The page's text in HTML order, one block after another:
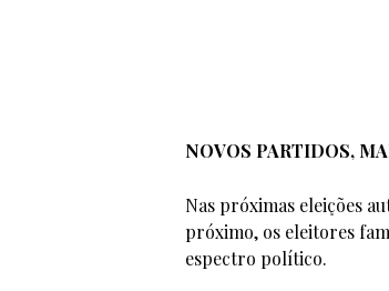
NOVOS PARTIDOS,
Nas próximas eleições
próximo, os eleitores
espectro político.